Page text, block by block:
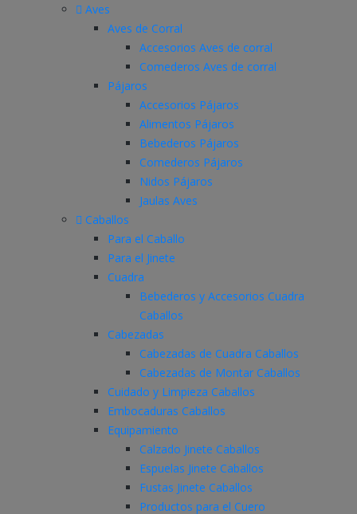
Aves
Aves de Corral
Accesorios Aves de corral
Comederos Aves de corral
Pájaros
Accesorios Pájaros
Alimentos Pájaros
Bebederos Pájaros
Comederos Pájaros
Nidos Pájaros
Jaulas Aves
Caballos
Para el Caballo
Para el Jinete
Cuadra
Bebederos y Accesorios Cuadra
Caballos
Cabezadas
Cabezadas de Cuadra Caballos
Cabezadas de Montar Caballos
Cuidado y Limpieza Caballos
Embocaduras Caballos
Equipamiento
Calzado Jinete Caballos
Espuelas Jinete Caballos
Fustas Jinete Caballos
Productos para el Cuero